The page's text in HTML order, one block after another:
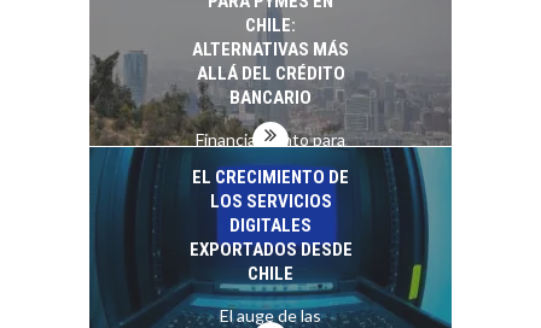
las empresas…
CHILE:
ALTERNATIVAS MÁS
ALLÁ DEL CRÉDITO
BANCARIO
Financiamiento para
pymes en Chile:
alternativas que
trascienden el
crédito…
EL CRECIMIENTO DE
LOS SERVICIOS
DIGITALES
EXPORTADOS DESDE
CHILE
El auge de las